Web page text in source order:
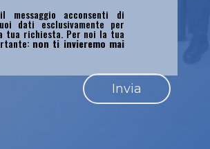
messaggio acconsenti di
dati esclusivamente per
tua richiesta. Per noi la tua
non ti invieremo mai